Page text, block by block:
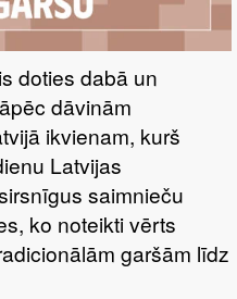
doties dabā un
dāvinām
ikvienam, kurš
Latvijas
saimnieču
ko noteikti vērts
garšām līdz